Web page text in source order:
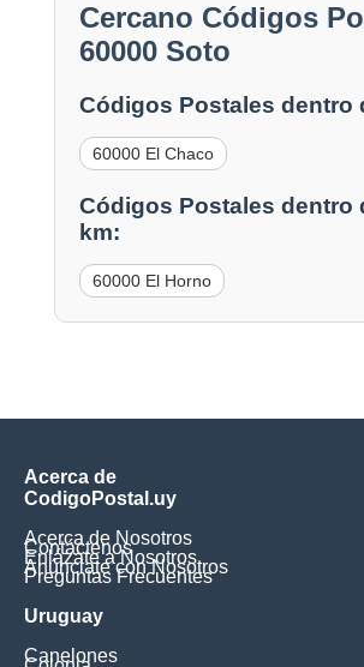
Cercano Códigos
60000 Soto
Códigos Postales dentro
60000 El Chaco
Códigos Postales dentro
km:
60000 El Horno
Acerca de
CodigoPostal.uy
Acerca de Nosotros
Contáctenos
Enlázate a Nosotros
Anúnciate con Nosotros
Preguntas Frecuentes
Uruguay
Canelones